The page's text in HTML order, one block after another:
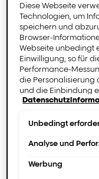
Zieht unmittelbar
zu beschweren.
Phase 1: Eine
Peptidbondern
die
Phase 2: Eine
Lipidbarriere
für
Ergebnisse
Diese Webseite
Technologien, um
speichern und
Browser-
Webseite unbedingt
Einwilligung, so für
Performance-
die
und die Einbindung
erforderliche
fortfahren")
("Auswahl
Link "Cookie-
Informationen s.
Unbedingt
Analyse und
Werbung